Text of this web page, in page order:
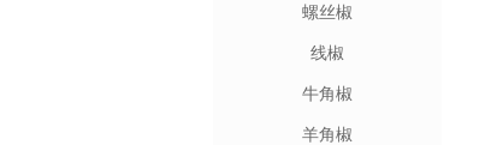
螺丝椒
线椒
牛角椒
羊角椒